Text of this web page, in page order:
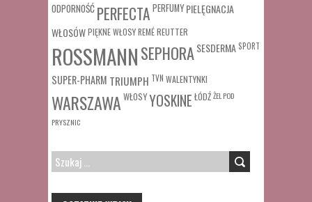
ODPORNOŚĆ PERFECTA PERFUMY PIELĘGNACJA
WŁOSÓWPIĘKNE WŁOSYREMÉREUTTER
ROSSMANNSEPHORASESDERMA SPORT
SUPER-PHARM TRIUMPH TVN WALENTYNKI
WARSZAWA WŁOSYYOSKINE ŁÓDŹŻEL POD
PRYSZNIC
SZUKAJ: